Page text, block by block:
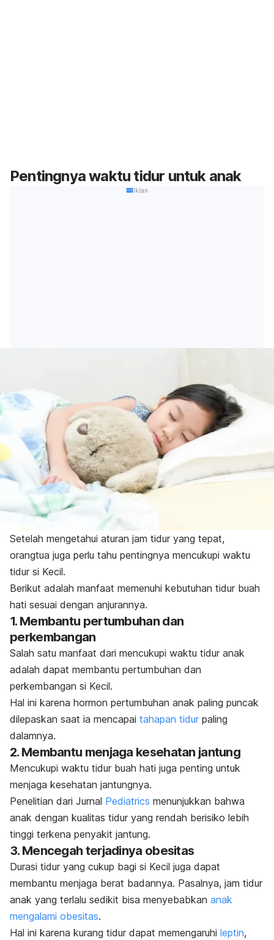
Pentingnya waktu tidur untuk anak
Iklan
Setelah mengetahui aturan jam tidur yang tepat,
orangtua juga perlu tahu pentingnya mencukupi waktu
tidur si Kecil.
Berikut adalah manfaat memenuhi kebutuhan tidur buah
hati sesuai dengan anjurannya.
1. Membantu pertumbuhan dan
perkembangan
Salah satu manfaat dari mencukupi waktu tidur anak
adalah dapat membantu pertumbuhan dan
perkembangan si Kecil.
Hal ini karena hormon pertumbuhan anak paling puncak
dilepaskan saat ia mencapai tahapan tidur paling
dalamnya.
2. Membantu menjaga kesehatan jantung
Mencukupi waktu tidur buah hati juga penting untuk
menjaga kesehatan jantungnya.
Penelitian dari Jurnal Pediatrics menunjukkan bahwa
anak dengan kualitas tidur yang rendah berisiko lebih
tinggi terkena penyakit jantung.
3. Mencegah terjadinya obesitas
Durasi tidur yang cukup bagi si Kecil juga dapat
membantu menjaga berat badannya. Pasalnya, jam tidur
anak yang terlalu sedikit bisa menyebabkan anak
mengalami obesitas.
Hal ini karena kurang tidur dapat memengaruhi leptin,